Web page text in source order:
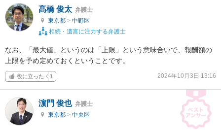
髙橋 俊太 弁護士
東京都 > 中野区
相続・遺言に注力する弁護士
なお、「最大値」というのは「上限」という意味合いで、報酬額の
上限を予め定めておくということです。
役に立った 1 2024年10月3日 13:16
濵門 俊也 弁護士
東京都 > 中央区